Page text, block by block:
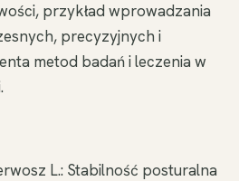
przykład wprowadzania
precyzyjnych i
metod badań i leczenia w
L.: Stabilność posturalna